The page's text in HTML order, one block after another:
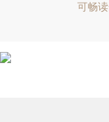
可畅